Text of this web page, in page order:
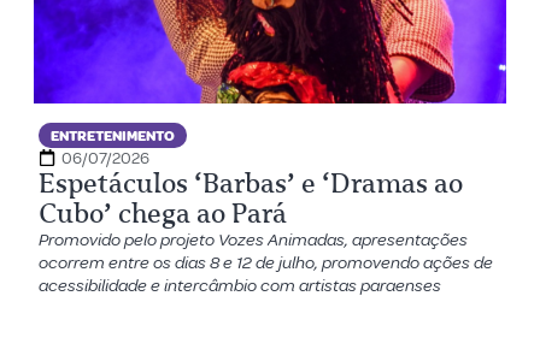
ENTRETENIMENTO
06/07/2026
Espetáculos ‘Barbas’ e ‘Dramas ao
Cubo’ chega ao Pará
Promovido pelo projeto Vozes Animadas, apresentações
ocorrem entre os dias 8 e 12 de julho, promovendo ações de
acessibilidade e intercâmbio com artistas paraenses